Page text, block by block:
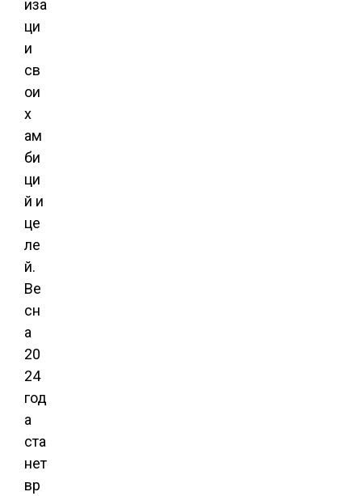
иза
ци
и
св
ои
х
ам
би
ци
й и
це
ле
й.
Ве
сн
а
20
24
год
а
ста
нет
вр